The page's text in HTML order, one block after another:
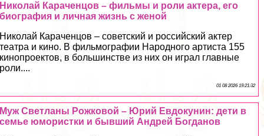
Николай Караченцов – фильмы и роли актера, его
биография и личная жизнь с женой
Николай Караченцов – советский и российский актер
театра и кино. В фильмографии Народного артиста 155
кинопроектов, в большинстве из них он играл главные
роли....
01 08 2026 19:21:32
Муж Светланы Рожковой – Юрий Евдокyнин: дети в
семье юмористки и бывший Андрей Богданов